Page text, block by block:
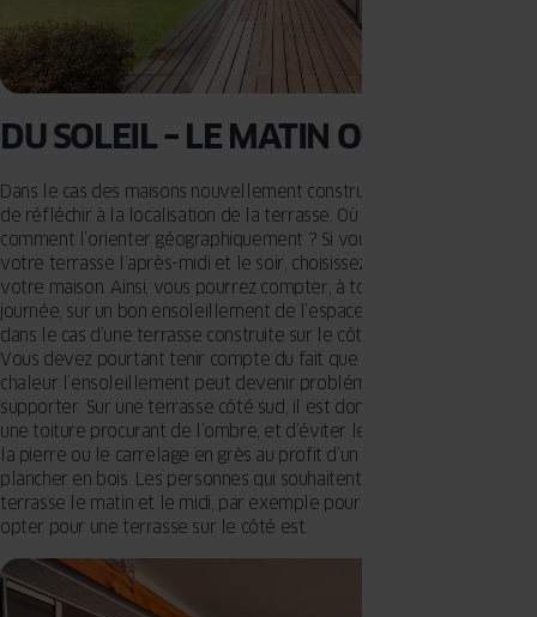
DU SOLEIL – LE MATIN OU LE SOIR ?
Dans le cas des maisons nouvellement construites, il est conseillé
de réfléchir à la localisation de la terrasse. Où la construire,
comment l’orienter géographiquement ? Si vous voulez profiter de
votre terrasse l’après-midi et le soir, choisissez le côté ouest de
votre maison. Ainsi, vous pourrez compter, à toute heure de la
journée, sur un bon ensoleillement de l’espace. Il en est de même
dans le cas d’une terrasse construite sur le côté sud de la maison.
Vous devez pourtant tenir compte du fait que les jours de forte
chaleur l’ensoleillement peut devenir problématique et difficile à
supporter. Sur une terrasse côté sud, il est donc nécessaire d’utiliser
une toiture procurant de l’ombre, et d’éviter les matériaux tels que
la pierre ou le carrelage en grès au profit d’un sol revêtu d’un
plancher en bois. Les personnes qui souhaitent profiter de leur
terrasse le matin et le midi, par exemple pour y travailler, devront
opter pour une terrasse sur le côté est.